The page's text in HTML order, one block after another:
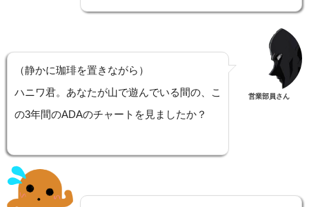
（静かに珈琲を置きながら）
ハニワ君。あなたが山で遊んでいる間の、こ
の3年間のADAのチャートを見ましたか？
営業部員さん